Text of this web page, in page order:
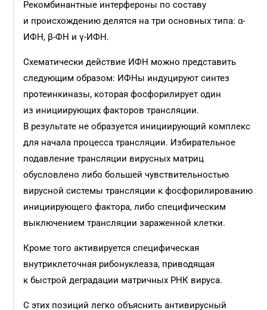
Рекомбинантные интерфероны по составу
и происхождению делятся на три основных типа: α-
ИФН, β-ФН и γ-ИФН.
Схематически действие ИФН можно представить
следующим образом: ИФНы индуцируют синтез
протеинкиназы, которая фосфорилирует один
из инициирующих факторов трансляции.
В результате не образуется инициирующий комплекс
для начала процесса трансляции. Избирательное
подавление трансляции вирусных матриц
обусловлено либо большей чувствительностью
вирусной системы трансляции к фосфорилированию
инициирующего фактора, либо специфическим
выключением трансляции зараженной клетки.
Кроме того активируется специфическая
внутриклеточная рибонуклеаза, приводящая
к быстрой деградации матричных РНК вируса.
С этих позиций легко объяснить антивирусный